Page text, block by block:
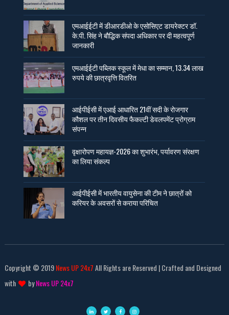
एमआईईटी में डीआरडीओ के एसोसिएट डायरेक्टर डॉ.
के.पी. सिंह ने बौद्धिक संपदा अधिकार पर दी महत्वपूर्ण
जानकारी
एमआईईटी पब्लिक स्कूल में मेधा का सम्मान, 13.34 लाख
रुपये की छात्रवृत्ति वितरित
आईपीईसी में एआई आधारित 21वीं सदी के रोजगार
कौशल पर तीन दिवसीय फैकल्टी डेवलपमेंट प्रोग्राम
संपन्न
वृक्षारोपण महायज्ञ-2026 का शुभारंभ, पर्यावरण संरक्षण
का लिया संकल्प
आईपीईसी में भारतीय वायुसेना की टीम ने छात्रों को
करियर के अवसरों से कराया परिचित
Copyright © 2019News UP 24x7All Rights are Reserved | Crafted and Designed
with
byNews UP 24x7